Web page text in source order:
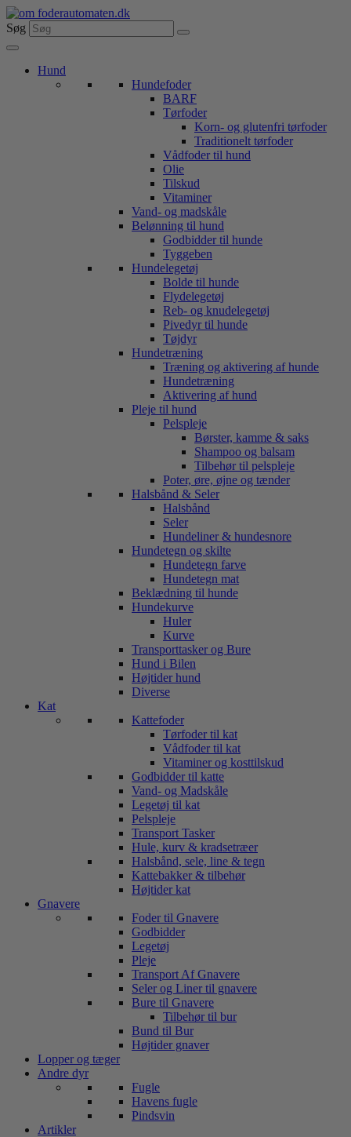
Videre
til
indhold
Søg
Hund
Hundefoder
BARF
Tørfoder
Korn- og glutenfri tørfoder
Traditionelt tørfoder
Vådfoder til hund
Olie
Tilskud
Vitaminer
Vand- og madskåle
Belønning til hund
Godbidder til hunde
Tyggeben
Hundelegetøj
Bolde til hunde
Flydelegetøj
Reb- og knudelegetøj
Pivedyr til hunde
Tøjdyr
Hundetræning
Træning og aktivering af hunde
Hundetræning
Aktivering af hund
Pleje til hund
Pelspleje
Børster, kamme & saks
Shampoo og balsam
Tilbehør til pelspleje
Poter, øre, øjne og tænder
Halsbånd & Seler
Halsbånd
Seler
Hundeliner & hundesnore
Hundetegn og skilte
Hundetegn farve
Hundetegn mat
Beklædning til hunde
Hundekurve
Huler
Kurve
Transporttasker og Bure
Hund i Bilen
Højtider hund
Diverse
Kat
Kattefoder
Tørfoder til kat
Vådfoder til kat
Vitaminer og kosttilskud
Godbidder til katte
Vand- og Madskåle
Legetøj til kat
Pelspleje
Transport Tasker
Hule, kurv & kradsetræer
Halsbånd, sele, line & tegn
Kattebakker & tilbehør
Højtider kat
Gnavere
Foder til Gnavere
Godbidder
Legetøj
Pleje
Transport Af Gnavere
Seler og Liner til gnavere
Bure til Gnavere
Tilbehør til bur
Bund til Bur
Højtider gnaver
Lopper og tæger
Andre dyr
Fugle
Havens fugle
Pindsvin
Artikler